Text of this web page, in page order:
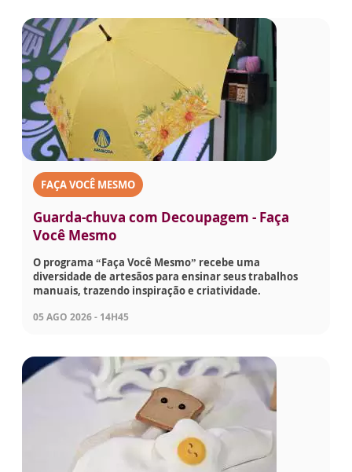
FAÇA VOCÊ MESMO
Guarda-chuva com Decoupagem - Faça
Você Mesmo
O programa “Faça Você Mesmo” recebe uma
diversidade de artesãos para ensinar seus trabalhos
manuais, trazendo inspiração e criatividade.
05 AGO 2026 - 14H45